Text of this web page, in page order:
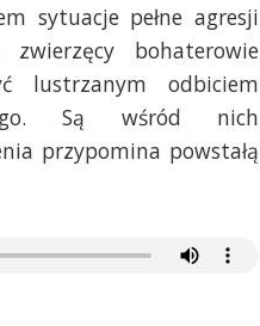
sytuacje pełne agresji
bohaterowie
lustrzanym odbiciem
Są wśród nich
przypomina powstałą